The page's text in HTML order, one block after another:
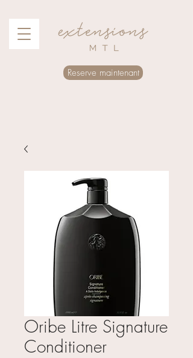
Reserve maintenant
Oribe Litre Signature
Conditioner